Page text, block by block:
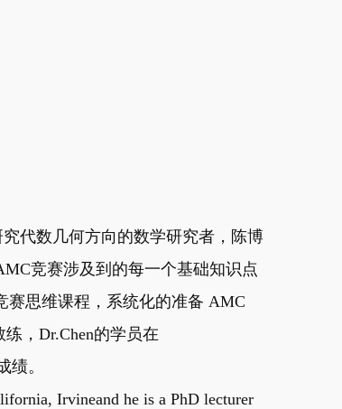
代数几何方向的数学研究者，陈博
竞赛涉及到的每一个基础知识点
赛思维课程，系统化的准备 AMC
，Dr.Chen的学员在
绩。
Irvineand he is a PhD lecturer